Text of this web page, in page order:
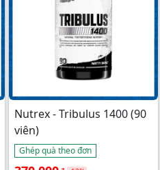
Nutrex - Tribulus 1400 (90
viên)
Ghép quà theo đơn